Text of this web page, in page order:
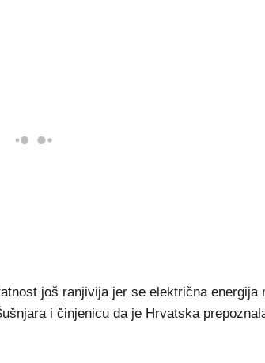
još ranjivija jer se električna energija
i činjenicu da je Hrvatska